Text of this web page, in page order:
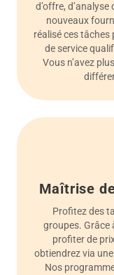
d’offre,
nouveaux
réalisé ces
de service
Vous n’avez
Maîtrise
Profitez des
groupes. Grâce
profiter de
obtiendrez via
Nos